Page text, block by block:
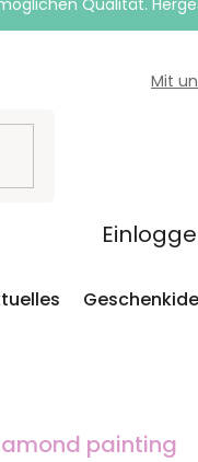
Qualität.
Mit
painting